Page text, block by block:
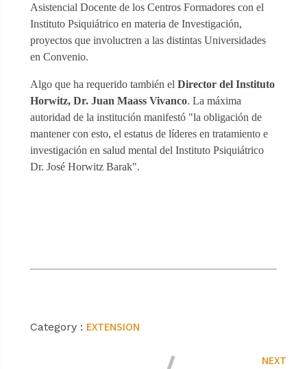
Asistencial Docente de los Centros Formadores con el
Instituto Psiquiátrico en materia de Investigación,
proyectos que involuctren a las distintas Universidades
en Convenio.
Algo que ha requerido también el Director del Instituto
Horwitz, Dr. Juan Maass Vivanco. La máxima
autoridad de la institución manifestó "la obligación de
mantener con esto, el estatus de líderes en tratamiento e
investigación en salud mental del Instituto Psiquiátrico
Dr. José Horwitz Barak".
Category : EXTENSION
NEXT